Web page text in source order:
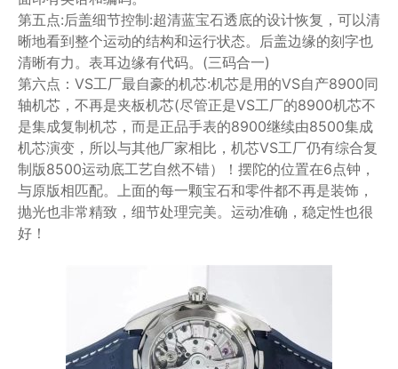
第五点:后盖细节控制:超清蓝宝石透底的设计恢复，可以清
晰地看到整个运动的结构和运行状态。后盖边缘的刻字也
清晰有力。表耳边缘有代码。(三码合一)
第六点：VS工厂最自豪的机芯:机芯是用的VS自产8900同
轴机芯，不再是夹板机芯(尽管正是VS工厂的8900机芯不
是集成复制机芯，而是正品手表的8900继续由8500集成
机芯演变，所以与其他厂家相比，机芯VS工厂仍有综合复
制版8500运动底工艺自然不错）！摆陀的位置在6点钟，
与原版相匹配。上面的每一颗宝石和零件都不再是装饰，
抛光也非常精致，细节处理完美。运动准确，稳定性也很
好！